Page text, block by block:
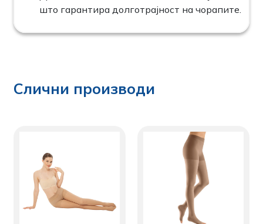
што гарантира долготрајност на чорапите.
Слични производи